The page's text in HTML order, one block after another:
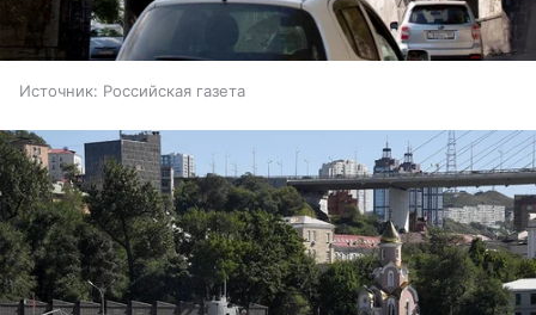
Источник: Российская газета